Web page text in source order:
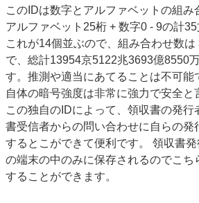
このIDは数字とアルファベットの組み
アルファベット25桁 + 数字0 - 9の計35
これが14個並ぶので、組み合わせ数は
で、総計13954京5122兆3693億8550
す。推測や適当にあてることは不可能
自体の暗号強度は非常に強力で安全と
この独自のIDによって、領収書の発行
書受信者からの問い合わせに自らの発
するとこができて便利です。 領収書
の端末の中のみに保存されるのでこち
することができます。